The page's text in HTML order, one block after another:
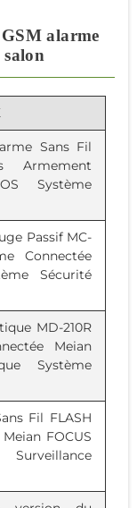
alarme
Sans Fil
Armement
Système
Passif MC-
Connectée
Sécurité
MD-210R
Meian
Système
Fil FLASH
FOCUS